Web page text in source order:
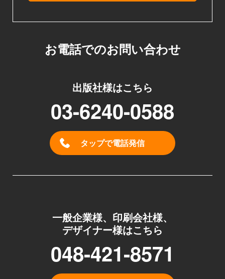
お電話でのお問い合わせ
出版社様はこちら
03-6240-0588
タップで電話発信
一般企業様、印刷会社様、
デザイナー様はこちら
048-421-8571